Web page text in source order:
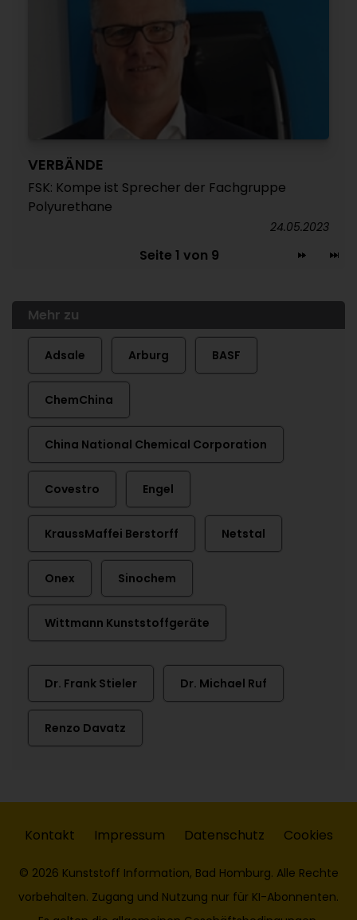
VERBÄNDE
FSK: Kompe ist Sprecher der Fachgruppe
Polyurethane
24.05.2023
Seite 1 von 9
Mehr zu
Adsale Arburg BASF
ChemChina
China National Chemical Corporation
Covestro Engel
KraussMaffei Berstorff Netstal
Onex Sinochem
Wittmann Kunststoffgeräte
Dr. Frank Stieler Dr. Michael Ruf
Renzo Davatz
Kontakt Impressum Datenschutz Cookies
© 2026 Kunststoff Information, Bad Homburg. Alle Rechte
vorbehalten. Zugang und Nutzung nur für KI-Abonnenten.